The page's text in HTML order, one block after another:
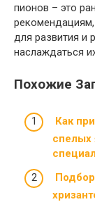
пионов – это
для развития и
наслаждаться
Похожие
Как
спелых